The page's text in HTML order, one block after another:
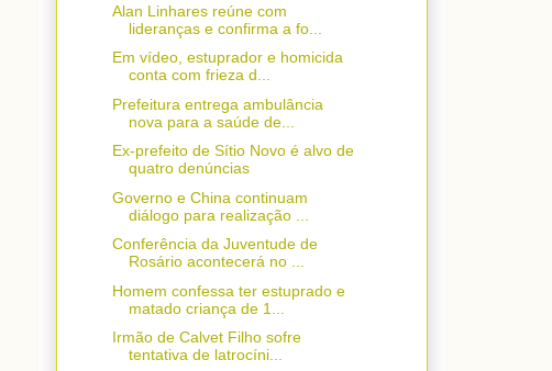
Alan Linhares reúne com
lideranças e confirma a fo...
Em vídeo, estuprador e homicida
conta com frieza d...
Prefeitura entrega ambulância
nova para a saúde de...
Ex-prefeito de Sítio Novo é alvo de
quatro denúncias
Governo e China continuam
diálogo para realização ...
Conferência da Juventude de
Rosário acontecerá no ...
Homem confessa ter estuprado e
matado criança de 1...
Irmão de Calvet Filho sofre
tentativa de latrocíni...